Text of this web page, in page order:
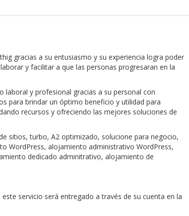
gracias a su entusiasmo y su experiencia logra poder
y facilitar a que las personas progresaran en la
laboral y profesional gracias a su personal con
para brindar un óptimo beneficio y utilidad para
recursos y ofreciendo las mejores soluciones de
sitios, turbo, A2 optimizado, solucione para negocio,
WordPress, alojamiento administrativo WordPress,
dedicado adminitrativo, alojamiento de
servicio será entregado a través de su cuenta en la